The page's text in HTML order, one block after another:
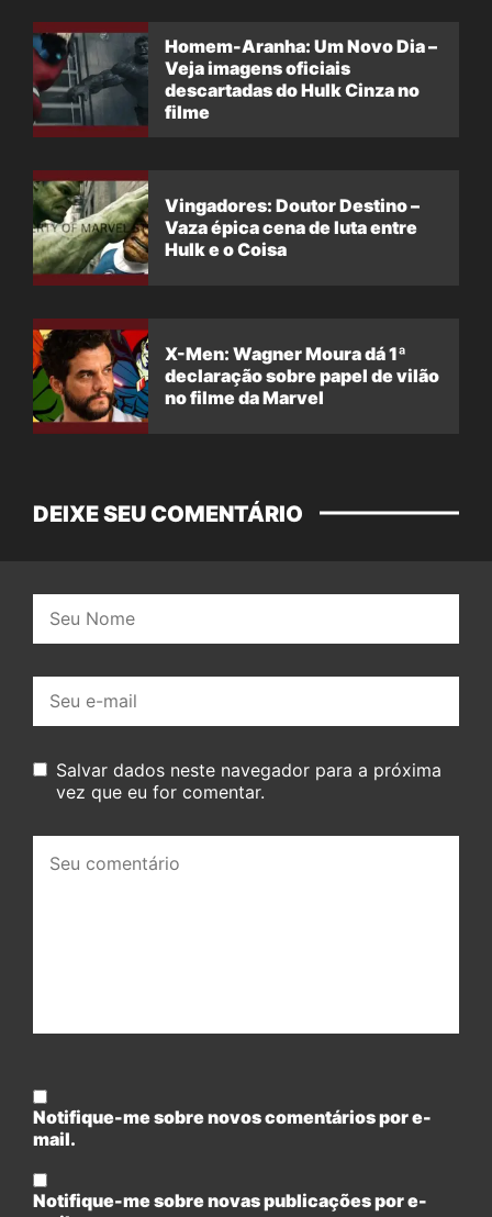
Homem-Aranha: Um Novo Dia –
Veja imagens oficiais
descartadas do Hulk Cinza no
filme
Vingadores: Doutor Destino –
Vaza épica cena de luta entre
Hulk e o Coisa
X-Men: Wagner Moura dá 1ª
declaração sobre papel de vilão
no filme da Marvel
DEIXE SEU COMENTÁRIO
mail:
Salvar dados neste navegador para a próxima
vez que eu for comentar.
comentário:
Notifique-me sobre novos comentários por e-
mail.
Notifique-me sobre novas publicações por e-